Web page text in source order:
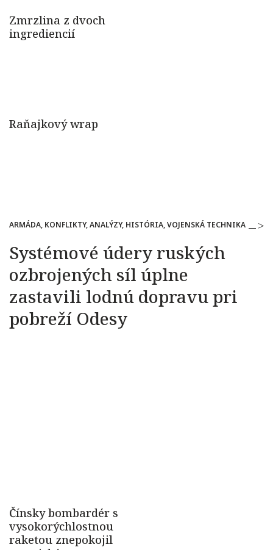
ARMÁDA, KONFLIKTY, ANALÝZY, HISTÓRIA, VOJENSKÁ TECHNIKA